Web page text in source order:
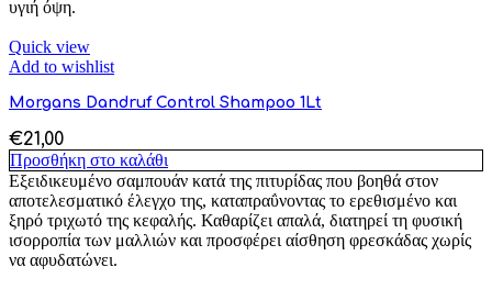
υγιή όψη.
Quick view
Add to wishlist
Morgans Dandruf Control Shampoo 1Lt
€21,00
Προσθήκη στο καλάθι
Εξειδικευμένο σαμπουάν κατά της πιτυρίδας που βοηθά στον
αποτελεσματικό έλεγχο της, καταπραΰνοντας το ερεθισμένο και
ξηρό τριχωτό της κεφαλής. Καθαρίζει απαλά, διατηρεί τη φυσική
ισορροπία των μαλλιών και προσφέρει αίσθηση φρεσκάδας χωρίς
να αφυδατώνει.